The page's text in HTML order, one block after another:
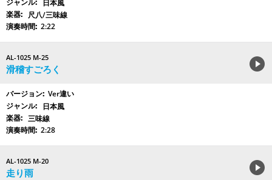
日本風
尺八/三味線
2:22
AL-1025 M-25
滑稽すごろく
Ver違い
日本風
三味線
2:28
AL-1025 M-20
走り雨